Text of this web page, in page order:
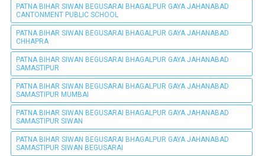
PATNA BIHAR SIWAN BEGUSARAI BHAGALPUR GAYA JAHANABAD
CANTONMENT PUBLIC SCHOOL
PATNA BIHAR SIWAN BEGUSARAI BHAGALPUR GAYA JAHANABAD
CHHAPRA
PATNA BIHAR SIWAN BEGUSARAI BHAGALPUR GAYA JAHANABAD
SAMASTIPUR
PATNA BIHAR SIWAN BEGUSARAI BHAGALPUR GAYA JAHANABAD
SAMASTIPUR MUMBAI
PATNA BIHAR SIWAN BEGUSARAI BHAGALPUR GAYA JAHANABAD
SAMASTIPUR SIWAN
PATNA BIHAR SIWAN BEGUSARAI BHAGALPUR GAYA JAHANABAD
SAMASTIPUR SIWAN BEGUSARAI